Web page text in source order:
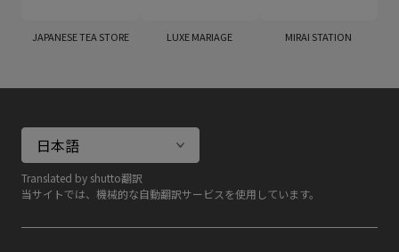
Translated by shutto翻訳
当サイトでは、機械的な自動翻訳サービスを使用しています。
JAPANESE TEA STORE LUXE MARIAGE MIRAI STATION